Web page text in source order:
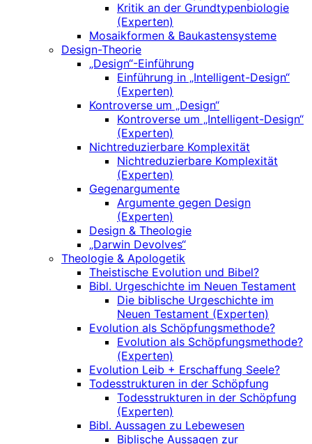
Kritik an der Grundtypenbiologie
(Experten)
Mosaikformen & Baukastensysteme
Design-Theorie
„Design“-Einführung
Einführung in „Intelligent-Design“
(Experten)
Kontroverse um „Design“
Kontroverse um „Intelligent-Design“
(Experten)
Nichtreduzierbare Komplexität
Nichtreduzierbare Komplexität
(Experten)
Gegenargumente
Argumente gegen Design
(Experten)
Design & Theologie
„Darwin Devolves“
Theologie & Apologetik
Theistische Evolution und Bibel?
Bibl. Urgeschichte im Neuen Testament
Die biblische Urgeschichte im
Neuen Testament (Experten)
Evolution als Schöpfungsmethode?
Evolution als Schöpfungsmethode?
(Experten)
Evolution Leib + Erschaffung Seele?
Todesstrukturen in der Schöpfung
Todesstrukturen in der Schöpfung
(Experten)
Bibl. Aussagen zu Lebewesen
Biblische Aussagen zur